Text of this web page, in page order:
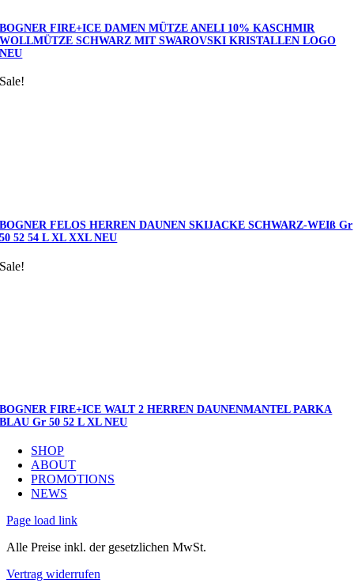
BOGNER FIRE+ICE DAMEN MÜTZE ANELI 10% KASCHMIR
WOLLMÜTZE SCHWARZ MIT SWAROVSKI KRISTALLEN LOGO
NEU
Sale!
BOGNER FELOS HERREN DAUNEN SKIJACKE SCHWARZ-WEIß Gr
50 52 54 L XL XXL NEU
Sale!
BOGNER FIRE+ICE WALT 2 HERREN DAUNENMANTEL PARKA
BLAU Gr 50 52 L XL NEU
SHOP
ABOUT
PROMOTIONS
NEWS
Page load link
Alle Preise inkl. der gesetzlichen MwSt.
Vertrag widerrufen